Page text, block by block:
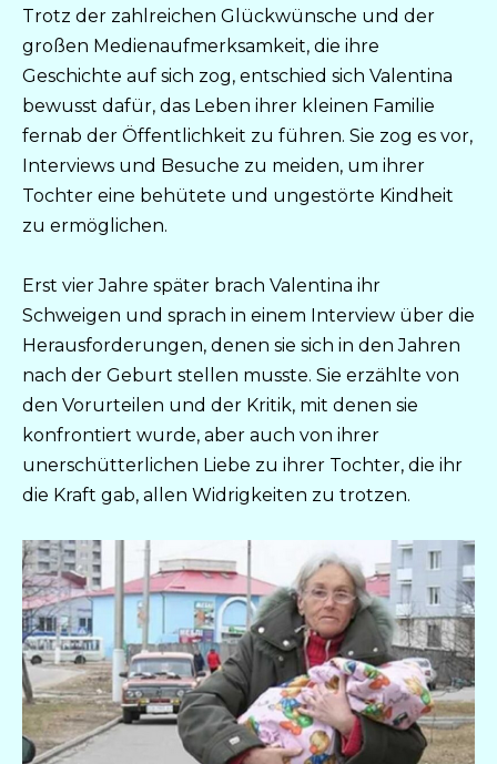
Trotz der zahlreichen Glückwünsche und der
großen Medienaufmerksamkeit, die ihre
Geschichte auf sich zog, entschied sich Valentina
bewusst dafür, das Leben ihrer kleinen Familie
fernab der Öffentlichkeit zu führen. Sie zog es vor,
Interviews und Besuche zu meiden, um ihrer
Tochter eine behütete und ungestörte Kindheit
zu ermöglichen.
Erst vier Jahre später brach Valentina ihr
Schweigen und sprach in einem Interview über die
Herausforderungen, denen sie sich in den Jahren
nach der Geburt stellen musste. Sie erzählte von
den Vorurteilen und der Kritik, mit denen sie
konfrontiert wurde, aber auch von ihrer
unerschütterlichen Liebe zu ihrer Tochter, die ihr
die Kraft gab, allen Widrigkeiten zu trotzen.